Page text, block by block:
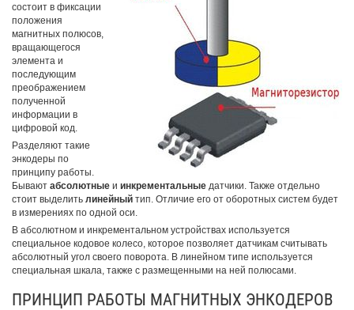
состоит в фиксации
положения
магнитных полюсов,
вращающегося
элемента и
последующим
преображением
полученной
информации в
цифровой код.
Разделяют такие
энкодеры по
принципу работы.
Бывают абсолютные и инкрементальные датчики. Также отдельно
стоит выделить линейный тип. Отличие его от оборотных систем будет
в измерениях по одной оси.
В абсолютном и инкрементальном устройствах используется
специальное кодовое колесо, которое позволяет датчикам считывать
абсолютный угол своего поворота. В линейном типе используется
специальная шкала, также с размещенными на ней полюсами.
ПРИНЦИП РАБОТЫ МАГНИТНЫХ ЭНКОДЕРОВ